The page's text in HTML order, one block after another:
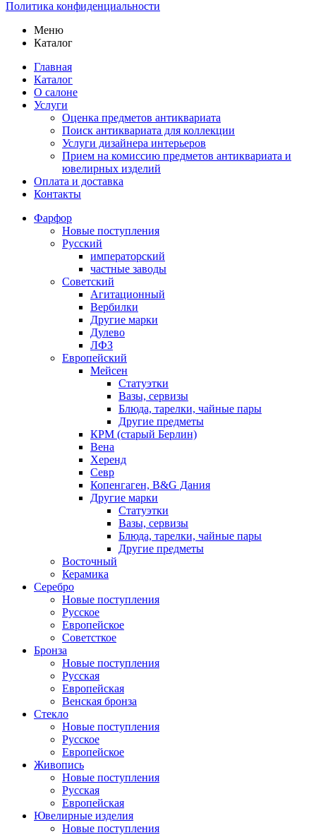
Политика конфиденциальности
Меню
Каталог
Главная
Каталог
О салоне
Услуги
Оценка предметов антиквариата
Поиск антиквариата для коллекции
Услуги дизайнера интерьеров
Прием на комиссию предметов антиквариата и
ювелирных изделий
Оплата и доставка
Контакты
Фарфор
Новые поступления
Русский
императорский
частные заводы
Советский
Агитационный
Вербилки
Другие марки
Дулево
ЛФЗ
Европейский
Мейсен
Статуэтки
Вазы, сервизы
Блюда, тарелки, чайные пары
Другие предметы
КРМ (старый Берлин)
Вена
Херенд
Севр
Копенгаген, B&G Дания
Другие марки
Статуэтки
Вазы, сервизы
Блюда, тарелки, чайные пары
Другие предметы
Восточный
Керамика
Серебро
Новые поступления
Русское
Европейское
Советсткое
Бронза
Новые поступления
Русская
Европейская
Венская бронза
Стекло
Новые поступления
Русское
Европейское
Живопись
Новые поступления
Русская
Европейская
Ювелирные изделия
Новые поступления